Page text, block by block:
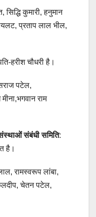
कुमारी, हनुमान
प्रताप लाल भील,
हरीश चौधरी है।
पटेल,
राम
संबंधी समिति:
है।
रामस्वरूप लांबा,
चेतन पटेल,